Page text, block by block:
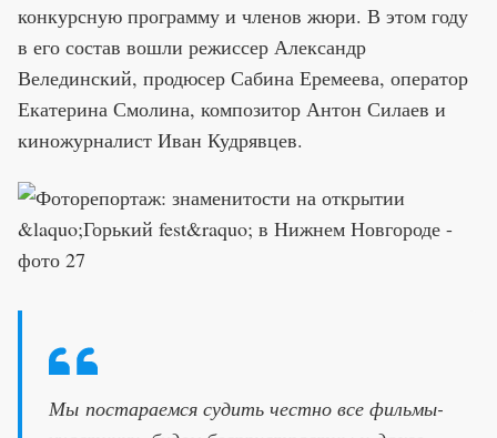
конкурсную программу и членов жюри. В этом году
в его состав вошли режиссер Александр
Велединский, продюсер Сабина Еремеева, оператор
Екатерина Смолина, композитор Антон Силаев и
киножурналист Иван Кудрявцев.
Мы постараемся судить честно все фильмы-